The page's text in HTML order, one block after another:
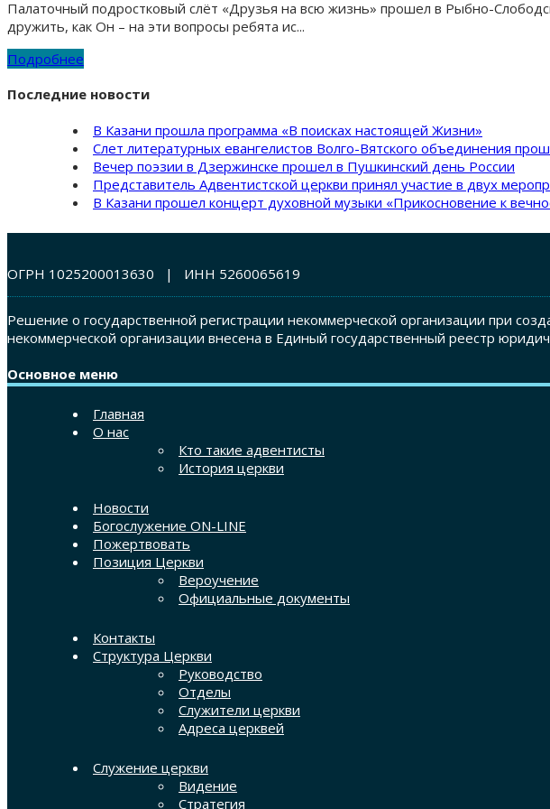
Палаточный подростковый слёт «Друзья на всю жизнь» прошел в Рыбно-
дружить, как Он – на эти вопросы ребята ис...
Подробнее
Последние новости
В Казани прошла программа «В поисках настоящей Жизни»
Слет литературных евангелистов Волго-Вятского объединения
Вечер поэзии в Дзержинске прошел в Пушкинский день России
Представитель Адвентистской церкви принял участие в двух
В Казани прошел концерт духовной музыки «Прикосновение к
ОГРН 1025200013630 | ИНН 5260065619
Решение о государственной регистрации некоммерческой организации при
некоммерческой организации внесена в Единый государственный реестр
Основное меню
Главная
О нас
Кто такие адвентисты
История церкви
Новости
Богослужение ON-LINE
Пожертвовать
Позиция Церкви
Вероучение
Официальные документы
Контакты
Структура Церкви
Руководство
Отделы
Служители церкви
Адреса церквей
Служение церкви
Видение
Стратегия